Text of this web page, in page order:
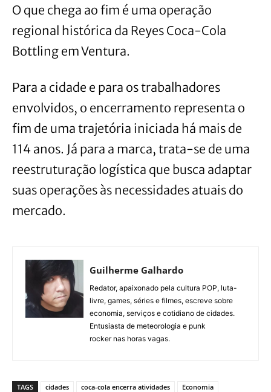
O que chega ao fim é uma operação
regional histórica da Reyes Coca-Cola
Bottling em Ventura.
Para a cidade e para os trabalhadores
envolvidos, o encerramento representa o
fim de uma trajetória iniciada há mais de
114 anos. Já para a marca, trata-se de uma
reestruturação logística que busca adaptar
suas operações às necessidades atuais do
mercado.
Guilherme Galhardo
Redator, apaixonado pela cultura POP, luta-
livre, games, séries e filmes, escreve sobre
economia, serviços e cotidiano de cidades.
Entusiasta de meteorologia e punk
rocker nas horas vagas.
TAGS cidades coca-cola encerra atividades Economia